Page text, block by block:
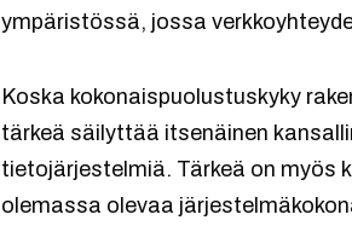
ympäristössä, jossa
Koska kokonaispuolustuskyky
tärkeä säilyttää itsenäinen
tietojärjestelmiä. Tärkeä on myös
olemassa olevaa